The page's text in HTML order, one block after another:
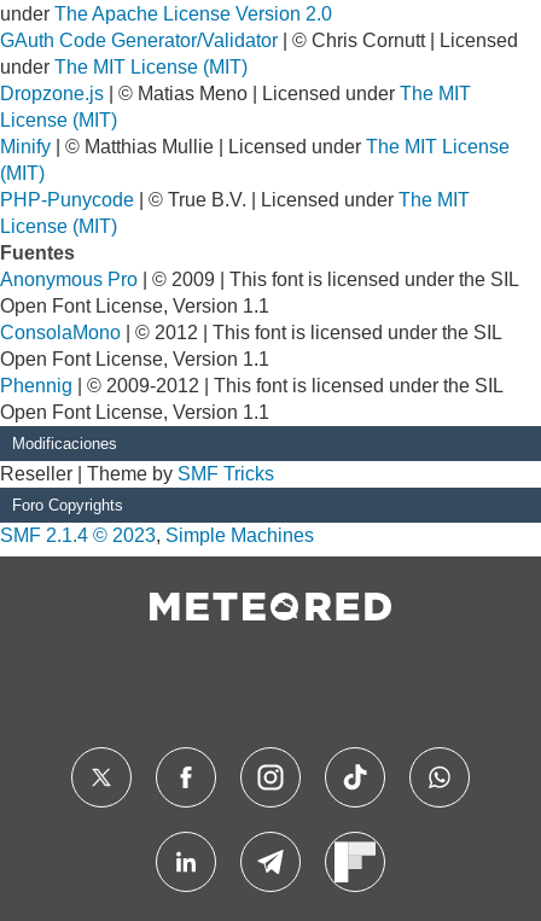
under The Apache License Version 2.0
GAuth Code Generator/Validator | © Chris Cornutt | Licensed
under The MIT License (MIT)
Dropzone.js | © Matias Meno | Licensed under The MIT
License (MIT)
Minify | © Matthias Mullie | Licensed under The MIT License
(MIT)
PHP-Punycode | © True B.V. | Licensed under The MIT
License (MIT)
Fuentes
Anonymous Pro | © 2009 | This font is licensed under the SIL
Open Font License, Version 1.1
ConsolaMono | © 2012 | This font is licensed under the SIL
Open Font License, Version 1.1
Phennig | © 2009-2012 | This font is licensed under the SIL
Open Font License, Version 1.1
Modificaciones
Reseller | Theme by SMF Tricks
Foro Copyrights
SMF 2.1.4 © 2023, Simple Machines